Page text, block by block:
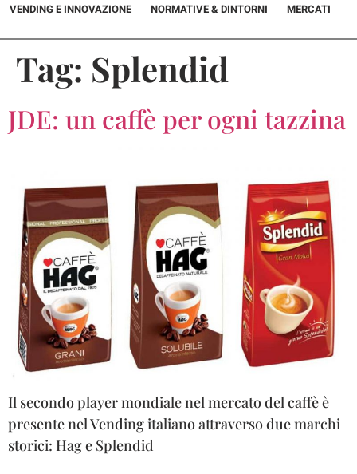
VENDING E INNOVAZIONE NORMATIVE & DINTORNI MERCATI
Tag: Splendid
JDE: un caffè per ogni tazzina
Il secondo player mondiale nel mercato del caffè è
presente nel Vending italiano attraverso due marchi
storici: Hag e Splendid